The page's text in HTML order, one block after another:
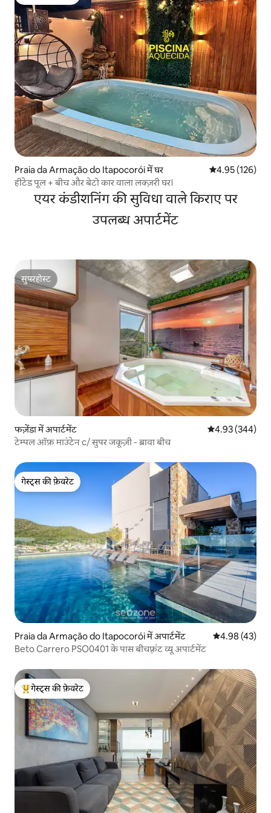
Praia da Armação do Itapocorói में घर औसत रेटिंग 5 में से
4.95 (126)
हीटेड पूल + बीच और बेटो कार वाला लक्ज़री घर।
एयर कंडीशनिंग की सुविधा वाले किराए पर
उपलब्ध अपार्टमेंट
सुपरहोस्ट
सुपरहोस्ट
फज़ेंडा में अपार्टमेंट औसत रेटिंग 5 में से
4.93 (344)
टेम्पल ऑफ़ माउंटेन c/ सुपर जकूज़ी - ब्रावा बीच
गेस्ट्स की फ़ेवरेट
गेस्ट्स की फ़ेवरेट
Praia da Armação do Itapocorói में अपार्टमेंट औसत रेटिंग 5 में
4.98 (43)
Beto Carrero PSO0401 के पास बीचफ़्रंट व्यू अपार्टमेंट
गेस्ट्स का टॉप फ़ेवरेट
गेस्ट्स की फ़ेवरेट